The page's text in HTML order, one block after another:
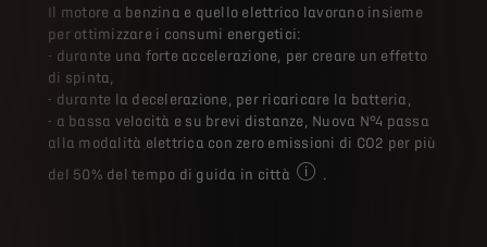
Il motore a benzina e quello elettrico lavorano insieme
per ottimizzare i consumi energetici:
- durante una forte accelerazione, per creare un effetto
di spinta,
- durante la decelerazione, per ricaricare la batteria,
- a bassa velocità e su brevi distanze, Nuova N°4 passa
alla modalità elettrica con zero emissioni di CO2 per più
del 50% del tempo di guida in città
.